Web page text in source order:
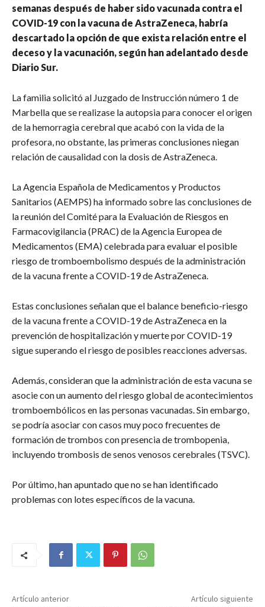
semanas después de haber sido vacunada contra el
COVID-19 con la vacuna de AstraZeneca, habría
descartado la opción de que exista relación entre el
deceso y la vacunación, según han adelantado desde
Diario Sur.
La familia solicitó al Juzgado de Instrucción número 1 de
Marbella que se realizase la autopsia para conocer el origen
de la hemorragia cerebral que acabó con la vida de la
profesora, no obstante, las primeras conclusiones niegan
relación de causalidad con la dosis de AstraZeneca.
La Agencia Española de Medicamentos y Productos
Sanitarios (AEMPS) ha informado sobre las conclusiones de
la reunión del Comité para la Evaluación de Riesgos en
Farmacovigilancia (PRAC) de la Agencia Europea de
Medicamentos (EMA) celebrada para evaluar el posible
riesgo de tromboembolismo después de la administración
de la vacuna frente a COVID-19 de AstraZeneca.
Estas conclusiones señalan que el balance beneficio-riesgo
de la vacuna frente a COVID-19 de AstraZeneca en la
prevención de hospitalización y muerte por COVID-19
sigue superando el riesgo de posibles reacciones adversas.
Además, consideran que la administración de esta vacuna se
asocie con un aumento del riesgo global de acontecimientos
tromboembólicos en las personas vacunadas. Sin embargo,
se podría asociar con casos muy poco frecuentes de
formación de trombos con presencia de trombopenia,
incluyendo trombosis de senos venosos cerebrales (TSVC).
Por último, han apuntado que no se han identificado
problemas con lotes específicos de la vacuna.
Artículo anterior Artículo siguiente